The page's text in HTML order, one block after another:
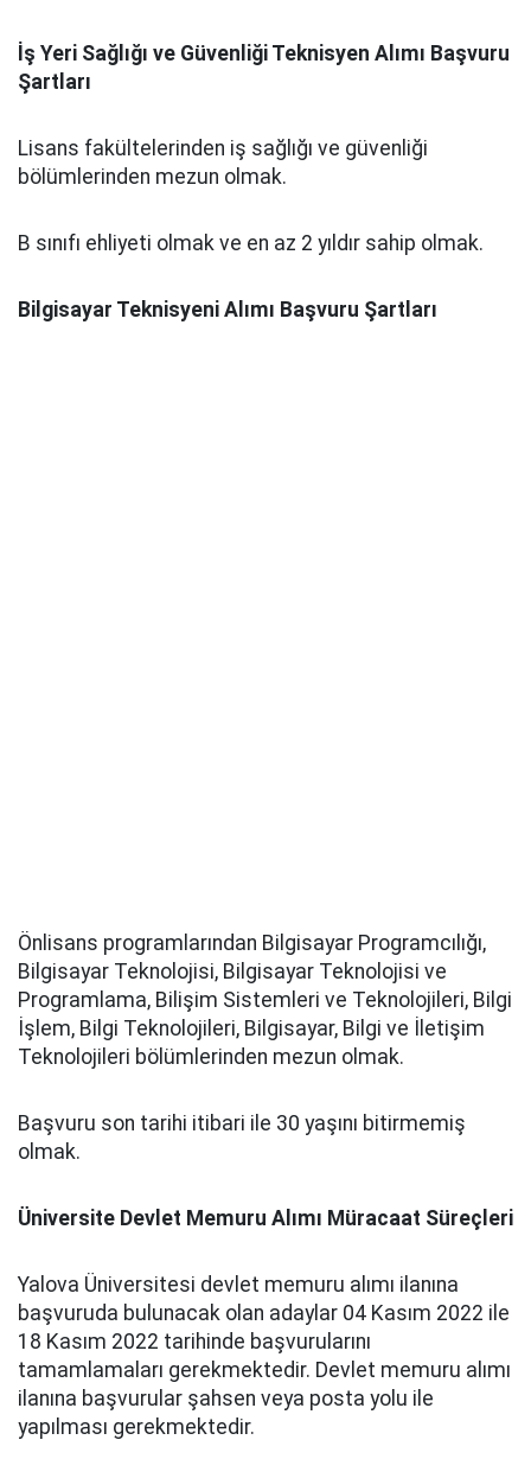
İş Yeri Sağlığı ve Güvenliği Teknisyen Alımı Başvuru
Şartları
Lisans fakültelerinden iş sağlığı ve güvenliği
bölümlerinden mezun olmak.
B sınıfı ehliyeti olmak ve en az 2 yıldır sahip olmak.
Bilgisayar Teknisyeni Alımı Başvuru Şartları
Önlisans programlarından Bilgisayar Programcılığı,
Bilgisayar Teknolojisi, Bilgisayar Teknolojisi ve
Programlama, Bilişim Sistemleri ve Teknolojileri, Bilgi
İşlem, Bilgi Teknolojileri, Bilgisayar, Bilgi ve İletişim
Teknolojileri bölümlerinden mezun olmak.
Başvuru son tarihi itibari ile 30 yaşını bitirmemiş
olmak.
Üniversite Devlet Memuru Alımı Müracaat Süreçleri
Yalova Üniversitesi devlet memuru alımı ilanına
başvuruda bulunacak olan adaylar 04 Kasım 2022 ile
18 Kasım 2022 tarihinde başvurularını
tamamlamaları gerekmektedir. Devlet memuru alımı
ilanına başvurular şahsen veya posta yolu ile
yapılması gerekmektedir.